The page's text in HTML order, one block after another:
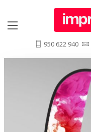
950 622 940